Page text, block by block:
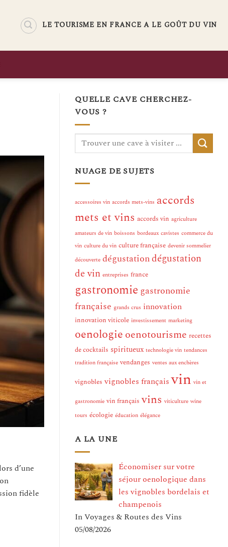
LE TOURISME EN FRANCE A LE GOÛT DU VIN
d’une
fidèle
QUELLE CAVE CHERCHEZ-
VOUS ?
NUAGE DE SUJETS
accessoires vin accords mets-vins accords
mets et vins accords vin agriculture
amateurs de vin boissons bordeaux cavistes commerce du
vin culture du vin culture française devenir sommelier
découverte dégustationdégustation
de vin entreprises france
gastronomie gastronomie
française grands crus innovation
innovation viticole investissement marketing
oenologie oenotourisme recettes
de cocktails spiritueux technologie vin tendances
tradition française vendanges ventes aux enchères
vignobles vignobles français vin vin et
gastronomie vin français vins viticulture wine
tours écologie éducation élégance
A LA UNE
Économiser sur votre
séjour oenologique dans
les vignobles bordelais et
champenois
In Voyages & Routes des Vins
05/08/2026